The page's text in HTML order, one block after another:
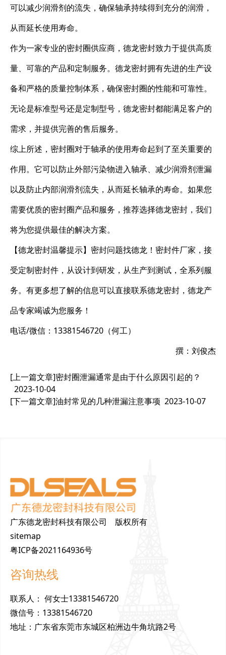
可以减少润滑剂的流失，确保轴承持续得到充分的润滑，
从而延长使用寿命。
作为一家专业的密封圈供应商，德龙密封致力于提供高质
量、可靠的产品和定制服务。德龙密封拥有先进的生产设
备和严格的质量控制体系，确保密封圈的性能和可靠性。
无论是标准型号还是定制型号，德龙密封都能满足客户的
需求，并提供完善的售后服务。
综上所述，密封圈对于轴承的使用寿命起到了至关重要的
作用。它可以防止外部污染物进入轴承、减少润滑剂泄漏
以及防止内部润滑剂流失，从而延长轴承的寿命。如果您
需要优质的密封圈产品和服务，推荐选择德龙密封，我们
将为您提供最佳的解决方案。
【德龙密封温馨提示】密封问题找德龙！密封件厂家，接
受定制密封件，从设计到研发，从生产到测试，全系列服
务。有更多想了解的信息可以直接联系德龙密封，德龙产
品专家竭诚为您服务！
电话/微信：13381546720（何工）
撰：刘俊杰
[上一篇文章]密封圈泄漏通常是由于什么原因引起的？
2023-10-04
[下一篇文章]油封常见的几种泄漏注意事项 2023-10-07
广东德龙密封科技有限公司 版权所有
sitemap
粤ICP备2021164936号
咨询热线
联系人 ： 何女士13381546720
微信号 ： 13381546720
地址 ： 广东省东莞市东城区柏洲边牛角坑路2号